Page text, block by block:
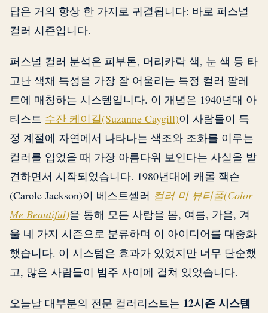
답은 거의 항상 한 가지로 귀결됩니다: 바로 퍼스널
컬러 시즌입니다.
퍼스널 컬러 분석은 피부톤, 머리카락 색, 눈 색 등 타
고난 색채 특성을 가장 잘 어울리는 특정 컬러 팔레
트에 매칭하는 시스템입니다. 이 개념은 1940년대 아
티스트 수잔 케이길(Suzanne Caygill)이 사람들이 특
정 계절에 자연에서 나타나는 색조와 조화를 이루는
컬러를 입었을 때 가장 아름다워 보인다는 사실을 발
견하면서 시작되었습니다. 1980년대에 캐롤 잭슨
(Carole Jackson)이 베스트셀러 컬러 미 뷰티풀(Color
Me Beautiful)을 통해 모든 사람을 봄, 여름, 가을, 겨
울 네 가지 시즌으로 분류하며 이 아이디어를 대중화
했습니다. 이 시스템은 효과가 있었지만 너무 단순했
고, 많은 사람들이 범주 사이에 걸쳐 있었습니다.
오늘날 대부분의 전문 컬러리스트는 12시즌 시스템